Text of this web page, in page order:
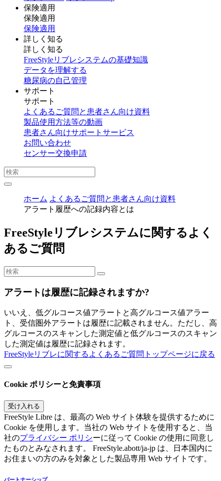
保険適用
保険適用
保険適用
詳しく知る
詳しく知る
FreeStyleリブレシステムの基礎知識
データを理解する
糖尿病の自己管理
サポート
サポート
よくあるご質問と患者さん向け資料
製品使用方法等の動画
患者さん向けサポートサービス
お問い合わせ
センサー交換申請
ホーム よくあるご質問と患者さん向け資料
アラート履歴への記録内容とは
FreeStyleリブレシステムに関するよく
あるご質問
アラートは履歴に記録されますか?
いいえ、低グルコース値アラートと高グルコース値アラー
ト、受信圏外アラートは履歴に記載されません。ただし、高
グルコースのスキャンした測定値と低グルコースのスキャン
した測定値は履歴に記録されます。
FreeStyleリブレに関するよくあるご質問トップページに戻る
Cookie ポリシーと免責事項
受け入れる
FreeStyle Libre は、最高の Web サイト体験を提供するために
Cookie を使用します。当社の Web サイトを使用すると、当
社のプライバシー ポリシーに従って Cookie の使用に同意し
たものとみなされます。 FreeStyle.abott/ja-jp は、日本国内に
お住まいの方のみを対象とした製品専用 Web サイトです。
パートナーシップ